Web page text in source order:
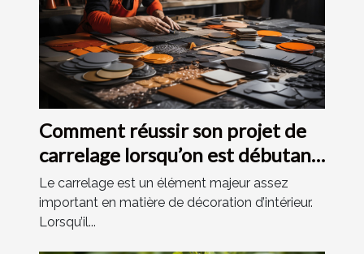
Comment réussir son projet de
carrelage lorsqu’on est débutant
?Le carrelage est un élément majeur assez
important en matière de décoration d’intérieur.
Lorsqu’il...